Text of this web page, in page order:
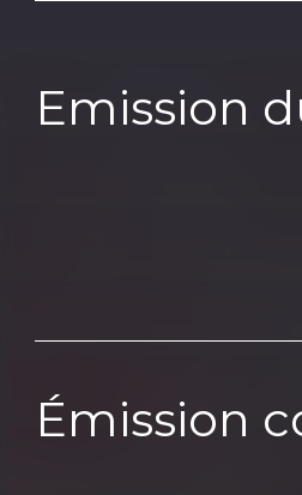
Emission
Émission